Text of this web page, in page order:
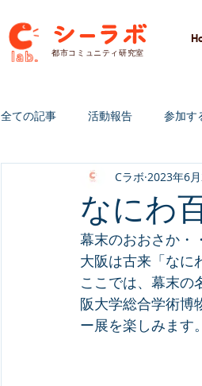
​都市コミュニティ研究室
全ての記事 活動報告 参加す
クラウドファン
なにわ
Cラボ 2023年6
幕末のおおさか・
大阪は古来「なに
ここでは、幕末の
阪大学総合学術博
ー展を楽しみます。